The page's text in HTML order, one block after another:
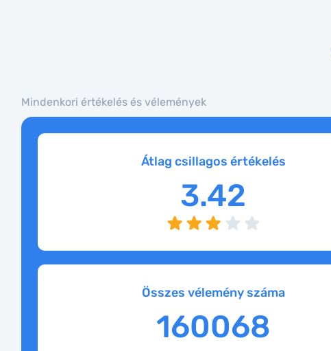
Mindenkori értékelés és vélemények
Átlag csillagos értékelés
3.42
Összes vélemény száma
160068